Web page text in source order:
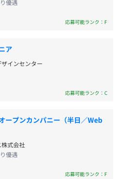
を判断する意味での「試用期
様との相性や、意識の相違が
の「お試し期間」という意味
アの具現化を支援ー ▶︎提
タルサービス開発支援／
のないフラットな組織で
りたいことに積極的にチャ
力。社員ひとりひとりの
るような案件アサインを
フバランスも大切にして
、Backlog、
ミーティング、バーチャ
務支援ツールを整備し、
と柔軟な働き方を実現。
護があっても仕事が続け
整っています。 ★当社
優遇
応募可能ランク：F
ア
インセンター
応募可能ランク：C
ープンカンパニー（半日／Web
式会社
優遇
応募可能ランク：F